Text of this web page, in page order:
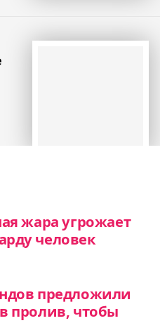
жара угрожает
человек
предложили
пролив, чтобы